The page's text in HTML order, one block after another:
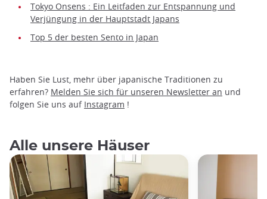
Tokyo Onsens : Ein Leitfaden zur Entspannung und
Verjüngung in der Hauptstadt Japans
Top 5 der besten Sento in Japan
Haben Sie Lust, mehr über japanische Traditionen zu
erfahren? Melden Sie sich für unseren Newsletter an und
folgen Sie uns auf Instagram !
Alle unsere Häuser